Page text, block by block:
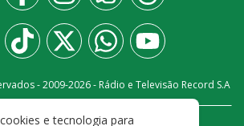
- 2009-2026- Rádio e Televisão Record S.A
e tecnologia para